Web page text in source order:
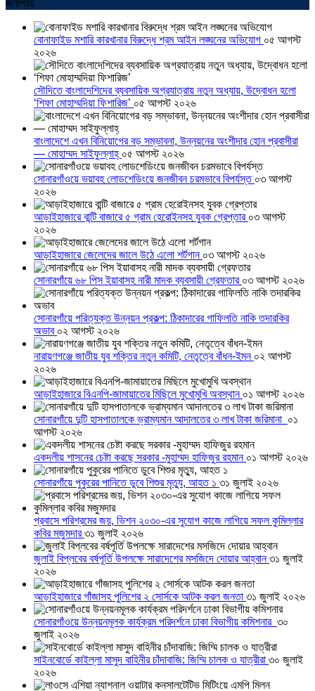
জনপ্রিয়
বোনাফাইড মশারি কারখানার বিরুদ্ধে শ্রম আইন লঙ্ঘনের অভিযোগ ০৫ আগস্ট
২০২৬
সৌদিতে বাংলাদেশিদের ব্যবসায়িক অগ্রযাত্রায় নতুন অধ্যায়, উদ্বোধন হলো
‘শিফা মোহাম্মদিয়া ফিশারিজ’ ০৫ আগস্ট ২০২৬
বাংলাদেশে এখন বিনিয়োগের বড় সম্ভাবনা, উন্নয়নের অংশীদার হোন প্রবাসীরা
— মোহাম্মদ সাইফুল্লাহ্ ০৫ আগস্ট ২০২৬
সোনারগাঁওয়ে ভয়াবহ লোডশেডিংয়ে জনজীবন চরমভাবে বিপর্যস্ত ০৩ আগস্ট
২০২৬
আড়াইহাজারে বান্টি বাজারে ৫ গ্রাম হেরোইনসহ যুবক গ্রেপ্তার ০৩ আগস্ট
২০২৬
আড়াইহাজারে জেলেদের জালে উঠে এলো শর্টগান ০৩ আগস্ট ২০২৬
সোনারগাঁয়ে ৬৮ পিস ইয়াবাসহ নারী মাদক ব্যবসায়ী গ্রেফতার ০৩ আগস্ট ২০২৬
সোনারগাঁয়ে পরিত্যক্ত উন্নয়ন প্রকল্প: ঠিকাদারের গাফিলতি নাকি তদারকির
অভাব ০২ আগস্ট ২০২৬
নারায়ণগঞ্জে জাতীয় যুব শক্তির নতুন কমিটি, নেতৃত্বে বাঁধন-ইমন ০২ আগস্ট
২০২৬
আড়াইহাজারে বিএনপি-জামায়াতের মিছিলে মুখোমুখি অবস্থান ০১ আগস্ট ২০২৬
সোনারগাঁয়ে দুটি হাসপাতালকে ভ্রাম্যমান আদালতের ৩ লাখ টাকা জরিমানা ০১
আগস্ট ২০২৬
একদলীয় শাসনের চেষ্টা করছে সরকার -মুহাম্মদ হাফিজুর রহমান ০১ আগস্ট ২০২৬
সোনারগাঁয়ে পুকুরের পানিতে ডুবে শিশুর মৃত্যু, আহত ১ ৩১ জুলাই ২০২৬
প্রবাসে পরিশ্রমের জয়, ভিশন ২০৩০-এর সুযোগ কাজে লাগিয়ে সফল কুমিল্লার
কবির মজুমদার৩১ জুলাই ২০২৬
জুলাই বিপ্লবের বর্ষপূর্তি উপলক্ষে সারাদেশের মসজিদে দোয়ার আহ্বান৩১ জুলাই
২০২৬
আড়াইহাজারে গাঁজাসহ পুলিশের ২ সোর্সকে আটক করল জনতা ৩১ জুলাই ২০২৬
সোনারগাঁওয়ে উন্নয়নমূলক কার্যক্রম পরিদর্শনে ঢাকা বিভাগীয় কমিশনার ৩০
জুলাই ২০২৬
সাইনবোর্ডে কাইল্লা মাসুদ বাহিনীর চাঁদাবাজি: জিম্মি চালক ও যাত্রীরা ৩০ জুলাই
২০২৬